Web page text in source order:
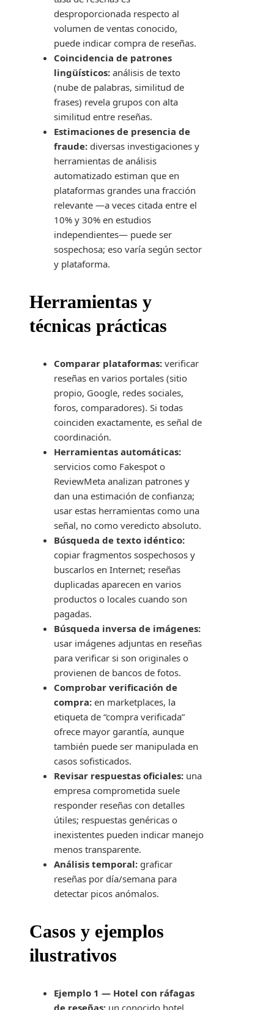
desproporcionada respecto al
volumen de ventas conocido,
puede indicar compra de reseñas.
Coincidencia de patrones
lingüísticos: análisis de texto
(nube de palabras, similitud de
frases) revela grupos con alta
similitud entre reseñas.
Estimaciones de presencia de
fraude: diversas investigaciones y
herramientas de análisis
automatizado estiman que en
plataformas grandes una fracción
relevante —a veces citada entre el
10% y 30% en estudios
independientes— puede ser
sospechosa; eso varía según sector
y plataforma.
Herramientas y
técnicas prácticas
Comparar plataformas: verificar
reseñas en varios portales (sitio
propio, Google, redes sociales,
foros, comparadores). Si todas
coinciden exactamente, es señal de
coordinación.
Herramientas automáticas:
servicios como Fakespot o
ReviewMeta analizan patrones y
dan una estimación de confianza;
usar estas herramientas como una
señal, no como veredicto absoluto.
Búsqueda de texto idéntico:
copiar fragmentos sospechosos y
buscarlos en Internet; reseñas
duplicadas aparecen en varios
productos o locales cuando son
pagadas.
Búsqueda inversa de imágenes:
usar imágenes adjuntas en reseñas
para verificar si son originales o
provienen de bancos de fotos.
Comprobar verificación de
compra: en marketplaces, la
etiqueta de “compra verificada”
ofrece mayor garantía, aunque
también puede ser manipulada en
casos sofisticados.
Revisar respuestas oficiales: una
empresa comprometida suele
responder reseñas con detalles
útiles; respuestas genéricas o
inexistentes pueden indicar manejo
menos transparente.
Análisis temporal: graficar
reseñas por día/semana para
detectar picos anómalos.
Casos y ejemplos
ilustrativos
Ejemplo 1 — Hotel con ráfagas